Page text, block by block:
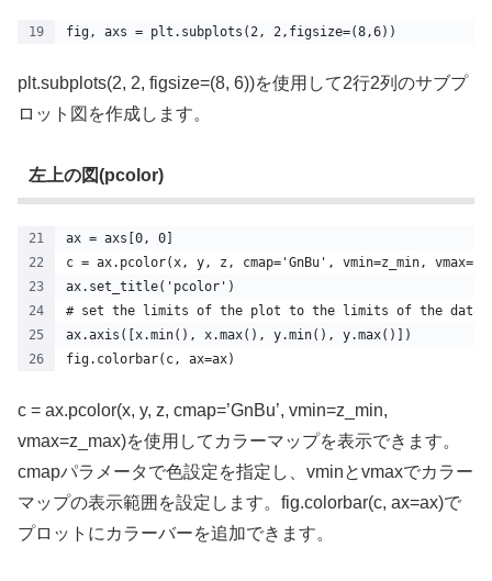
fig, axs = plt.subplots(2, 2,figsize=(8,6))
plt.subplots(2, 2, figsize=(8, 6))を使用して2行2列のサブプ
ロット図を作成します。
左上の図(pcolor)
ax = axs[0, 0]
c = ax.pcolor(x, y, z, cmap='GnBu', vmin=z_min,
ax.set_title('pcolor')
# set the limits of the plot to the limits of the data
ax.axis([x.min(), x.max(), y.min(), y.max()])
fig.colorbar(c, ax=ax)
c = ax.pcolor(x, y, z, cmap=’GnBu’, vmin=z_min,
vmax=z_max)を使用してカラーマップを表示できます。
cmapパラメータで色設定を指定し、vminとvmaxでカラー
マップの表示範囲を設定します。fig.colorbar(c, ax=ax)で
プロットにカラーバーを追加できます。